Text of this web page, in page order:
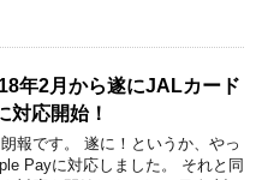
年2月から遂にJALカード
対応開始！
報です。 遂に！というか、やっ
Payに対応しました。 それと同